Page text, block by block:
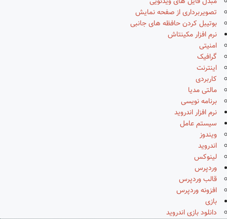
تصویربرداری از صفحه نمایش
بوتیبل کردن حافظه های جانبی
نرم افزار مکینتاش
امنیتی
گرافیک
اینترنت
کاربردی
مالتی مدیا
برنامه نویسی
نرم افزار اندروید
سیستم عامل
ویندوز
اندروید
لینوکس
وردپرس
قالب وردپرس
افزونه وردپرس
بازی
دانلود بازی اندروید